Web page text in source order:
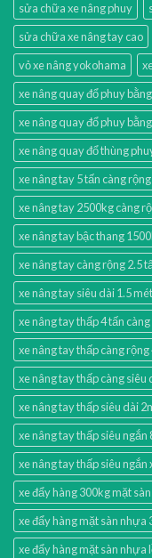
sửa chữa xe nâng phuy
sửa chữa xe nâng tay cao
vỏ xe nâng yokohama
xe nâng quay đổ phuy
xe nâng quay đổ phuy
xe nâng quay đổ thùng
xe nâng tay 5 tấn càng
xe nâng tay 2500kg càng
xe nâng tay bậc thang
xe nâng tay càng rộng 2.5
xe nâng tay siêu dài 1.5 mét
xe nâng tay thấp 4 tấn
xe nâng tay thấp càng
xe nâng tay thấp càng siêu
xe nâng tay thấp siêu dài
xe nâng tay thấp siêu
xe nâng tay thấp siêu
xe đẩy hàng 300kg mặt
xe đẩy hàng mặt sàn nhựa
xe đẩy hàng mặt sàn nhựa